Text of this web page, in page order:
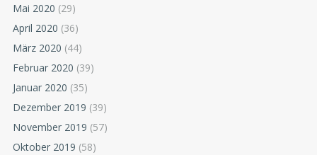
Mai 2020 (29)
April 2020 (36)
März 2020 (44)
Februar 2020 (39)
Januar 2020 (35)
Dezember 2019 (39)
November 2019 (57)
Oktober 2019 (58)